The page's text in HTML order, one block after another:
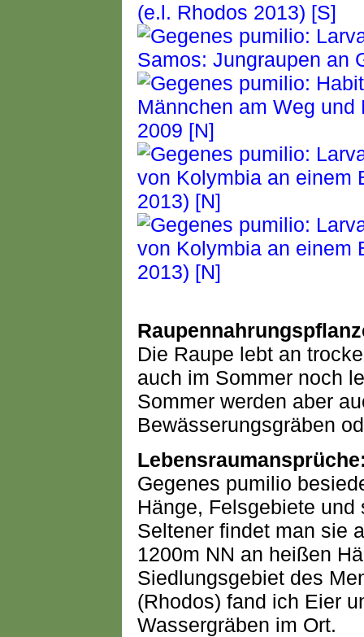
Die Raupe lebt an
auch im Sommer noch
Sommer werden aber
Bewässerungsgräben
Gegenes pumilio
Hänge, Felsgebiete
Seltener findet man sie
1200m NN an heißen
Siedlungsgebiet des
(Rhodos) fand ich Eier
Wassergräben im Ort.